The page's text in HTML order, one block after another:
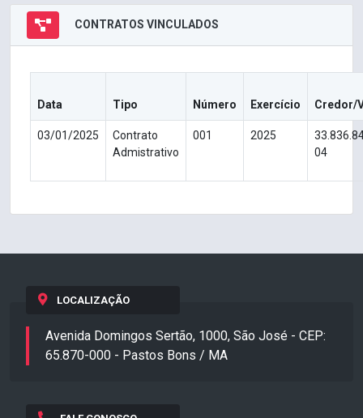
CONTRATOS VINCULADOS
Data Tipo Número Exercício Credor/
03/01/2025
Contrato
Admistrativo
001 2025
04
LOCALIZAÇÃO
Avenida Domingos Sertão, 1000, São José - CEP:
65.870-000 - Pastos Bons / MA